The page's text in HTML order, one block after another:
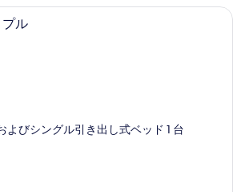
セーフティボックス (室内)、遮光カ
ル
よびシングル引き出し式ベッド 1 台